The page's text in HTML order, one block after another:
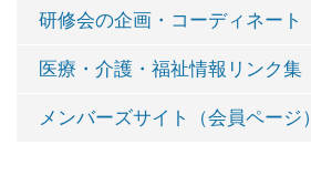
研修会の企画・コーディネート
医療・介護・福祉情報リンク集
メンバーズサイト（会員ページ）